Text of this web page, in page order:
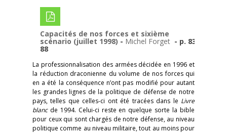
Capacités de nos forces et sixième
scénario (juillet 1998) - Michel Forget - p. 83-
88
La professionnalisation des armées décidée en 1996 et
la réduction draconienne du volume de nos forces qui
en a été la conséquence n’ont pas modifié pour autant
les grandes lignes de la politique de défense de notre
pays, telles que celles-ci ont été tracées dans le Livre
blancde 1994. Celui-ci reste en quelque sorte la bible
pour ceux qui sont chargés de notre défense, au niveau
politique comme au niveau militaire, tout au moins pour